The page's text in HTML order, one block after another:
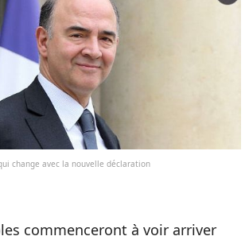
change avec la nouvelle déclaration
commenceront à voir arriver